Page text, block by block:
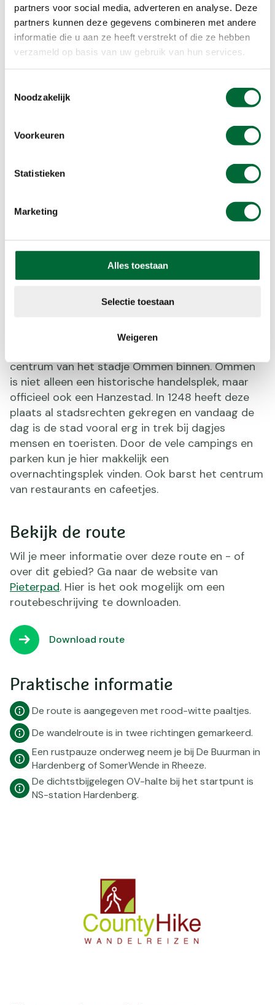
partners voor social media, adverteren en analyse. Deze
partners kunnen deze gegevens combineren met andere
informatie die u aan ze heeft verstrekt of die ze hebben
verzameld op basis van uw gebruik van hun services.
Noodzakelijk
Voorkeuren
Statistieken
Marketing
Alles toestaan
Selectie toestaan
Weigeren
op en af door de rivierduinen en passeert in korte
tijd veel verschillende soorten landschappen. Van
weide en bossen tot aan rivierduinen. Vlak
voordat je Ommen binnenwandelt, kom je nog
langs de Olde Vechte. Een oud landhuis uit 1856
dat omringd is door een oude Vechte-arm.
Ommen. (Foto: © Gouwenaar, Wikimedia)
centrum van het stadje Ommen binnen. Ommen
is niet alleen een historische handelsplek, maar
officieel ook een Hanzestad. In 1248 heeft deze
plaats al stadsrechten gekregen en vandaag de
dag is de stad vooral erg in trek bij dagjes
mensen en toeristen. Door de vele campings en
parken kun je hier makkelijk een
overnachtingsplek vinden. Ook barst het centrum
van restaurants en cafeetjes.
Bekijk de route
Wil je meer informatie over deze route en - of
over dit gebied? Ga naar de website van
Pieterpad. Hier is het ook mogelijk om een
routebeschrijving te downloaden.
Download route
Praktische informatie
De route is aangegeven met rood-witte paaltjes.
De wandelroute is in twee richtingen gemarkeerd.
Een rustpauze onderweg neem je bij De Buurman in
Hardenberg of SomerWende in Rheeze.
De dichtstbijgelegen OV-halte bij het startpunt is
NS-station Hardenberg.